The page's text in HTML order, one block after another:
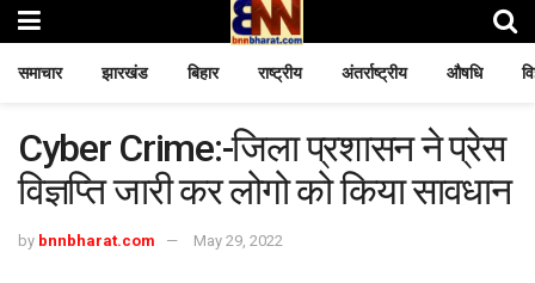
समाचार झारखंड बिहार राष्ट्रीय अंतर्राष्ट्रीय औषधि
Cyber Crime:-जिला प्रशासन ने प्रेस
विज्ञप्ति जारी कर लोगो को किया सावधान
by bnnbharat.com May 29, 2022